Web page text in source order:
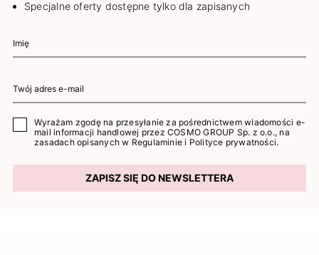
Specjalne oferty dostępne tylko dla zapisanych
Wyrażam zgodę na przesyłanie za pośrednictwem wiadomości e-
mail informacji handlowej przez COSMO GROUP Sp. z o.o., na
zasadach opisanych w Regulaminie i Polityce prywatności.
ZAPISZ SIĘ DO NEWSLETTERA